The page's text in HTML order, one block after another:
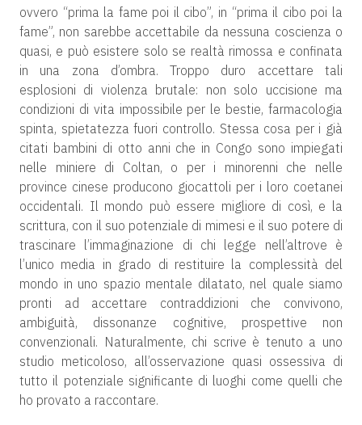
ovvero “prima la fame poi il cibo”, in “prima il cibo poi la
fame”, non sarebbe accettabile da nessuna coscienza o
quasi, e può esistere solo se realtà rimossa e confinata
in una zona d’ombra. Troppo duro accettare tali
esplosioni di violenza brutale: non solo uccisione ma
condizioni di vita impossibile per le bestie, farmacologia
spinta, spietatezza fuori controllo. Stessa cosa per i già
citati bambini di otto anni che in Congo sono impiegati
nelle miniere di Coltan, o per i minorenni che nelle
province cinese producono giocattoli per i loro coetanei
occidentali. Il mondo può essere migliore di così, e la
scrittura, con il suo potenziale di mimesi e il suo potere di
trascinare l’immaginazione di chi legge nell’altrove è
l’unico media in grado di restituire la complessità del
mondo in uno spazio mentale dilatato, nel quale siamo
pronti ad accettare contraddizioni che convivono,
ambiguità, dissonanze cognitive, prospettive non
convenzionali. Naturalmente, chi scrive è tenuto a uno
studio meticoloso, all’osservazione quasi ossessiva di
tutto il potenziale significante di luoghi come quelli che
ho provato a raccontare.